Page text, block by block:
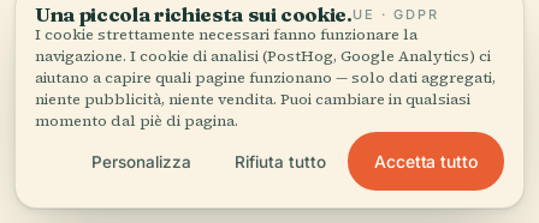
visitingvienna.com: Artistic and religious aspects of
plague columns
allaboutvienna.com: Iconography and Baroque style
Una piccola richiesta sui cookie.UE · GDPR
I cookie strettamente necessari fanno funzionare la
navigazione. I cookie di analisi (PostHog, Google Analytics) ci
aiutano a capire quali pagine funzionano — solo dati aggregati,
niente pubblicità, niente vendita. Puoi cambiare in qualsiasi
momento dal piè di pagina.
Personalizza Rifiuta tutto Accetta tutto